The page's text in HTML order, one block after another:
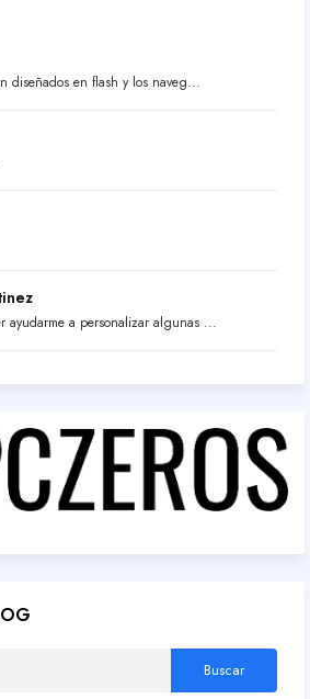
diseñados en flash y los naveg...
ayudarme a personalizar algunas ...